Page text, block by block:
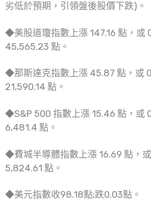
劣低於預期，引領盤後股價下跌)。
◆美股道瓊指數上漲 147.16 點，或
45,565.23 點。
◆那斯達克指數上漲 45.87 點，或
21,590.14 點。
◆S&P 500 指數上漲 15.46 點，或
6,481.4 點。
◆費城半導體指數上漲 16.69 點，
5,824.61 點。
◆美元指數收98.18點;跌0.03點。